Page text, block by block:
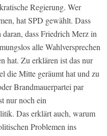
Regierung. Wer
hat SPD gewählt. Dass
dass Friedrich Merz in
alle Wahlversprechen
hat. Zu erklären ist das nur
die Mitte geräumt hat und zu
Brandmauerpartei par
nur noch ein
Das erklärt auch, warum
Problemen ins